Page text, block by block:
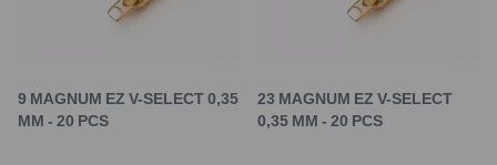
9 MAGNUM EZ V-SELECT 0,35
MM - 20 PCS
23 MAGNUM EZ V-SELECT
0,35 MM - 20 PCS